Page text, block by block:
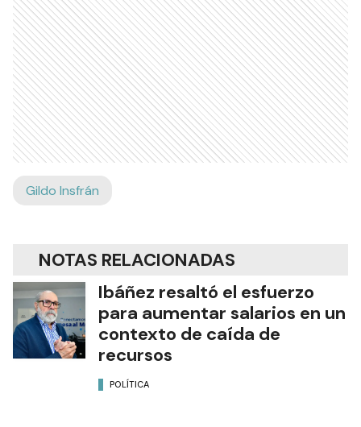
Gildo Insfrán
NOTAS RELACIONADAS
Ibáñez resaltó el esfuerzo
para aumentar salarios en un
contexto de caída de
recursos
POLÍTICA